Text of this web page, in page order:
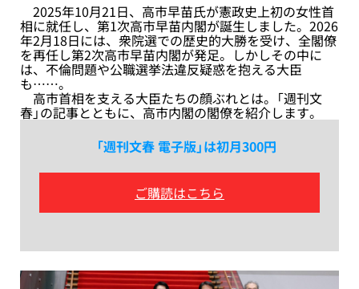
2025年10月21日、高市早苗氏が憲政史上初の女性首
相に就任し、第1次高市早苗内閣が誕生しました。2026
年2月18日には、衆院選での歴史的大勝を受け、全閣僚
を再任し第2次高市早苗内閣が発足。しかしその中に
は、不倫問題や公職選挙法違反疑惑を抱える大臣
も……。
高市首相を支える大臣たちの顔ぶれとは。「週刊文
春」の記事とともに、高市内閣の閣僚を紹介します。
「週刊文春 電子版」は初月300円
ご購読はこちら